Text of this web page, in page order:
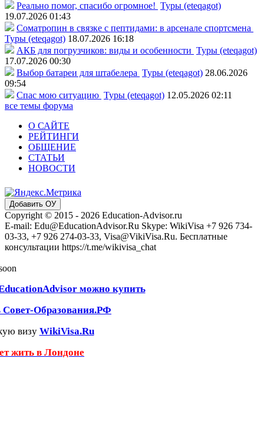
Реально помог, спасибо огромное! Туры (eteqagot)
19.07.2026 01:43
Соматропин в связке с пептидами: в арсенале спортсмена
Туры (eteqagot) 18.07.2026 16:18
АКБ для погрузчиков: виды и особенности Туры (eteqagot)
17.07.2026 00:30
Выбор батареи для штабелера Туры (eteqagot) 28.06.2026
09:54
Спас мою ситуацию Туры (eteqagot) 12.05.2026 02:11
все темы форума
О САЙТЕ
РЕЙТИНГИ
ОБЩЕНИЕ
СТАТЬИ
НОВОСТИ
Добавить ОУ
Copyright © 2015 - 2026 Education-Advisor.ru
E-mail: Edu@EducationAdvisor.Ru Skype: WikiVisa +7 926 734-
03-33, +7 926 274-03-33, Visa@VikiVisa.Ru. Бесплатные
консультации https://t.me/wikivisa_chat
можно купить
Совет-Образования.РФ
визу WikiVisa.Ru
жить в Лондоне